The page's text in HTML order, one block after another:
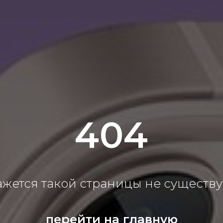
404
такой страницы не
перейти на главную